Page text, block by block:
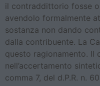
il contraddittorio fosse
avendolo formalmente
sostanza non dando
dalla contribuente. La
questo ragionamento.
nell’accertamento
comma 7, del d.P.R. n.